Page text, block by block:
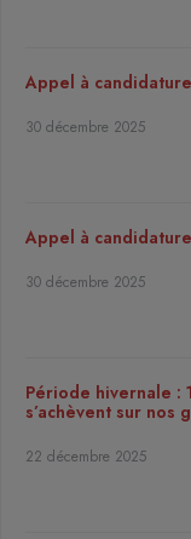
Appel à
30 décembre 2025
Appel à
30 décembre 2025
Période hivernale :
s’achèvent sur nos
22 décembre 2025